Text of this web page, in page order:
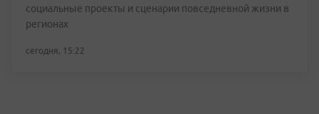
социальные проекты и сценарии повседневной жизни в
регионах
сегодня, 15:22